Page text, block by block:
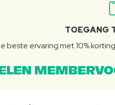
TOEGANG
beste ervaring met 10%